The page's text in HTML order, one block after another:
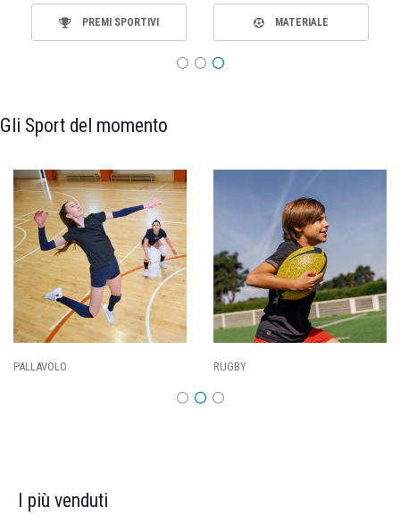
PREMI SPORTIVI MATERIALE
Gli Sport del momento
PALLAVOLO RUGBY
I più venduti